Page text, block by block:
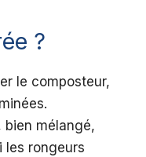
?
le composteur,
bien mélangé,
les rongeurs